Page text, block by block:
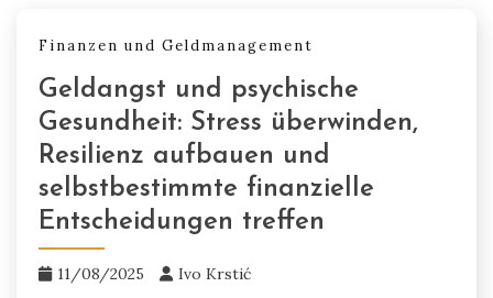
Finanzen und Geldmanagement
Geldangst und psychische
Gesundheit: Stress überwinden,
Resilienz aufbauen und
selbstbestimmte finanzielle
Entscheidungen treffen
11/08/2025 Ivo Krstić